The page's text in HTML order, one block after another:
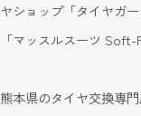
ヤショップ「タイヤガ
「マッスルスーツ
熊本県のタイヤ交換専